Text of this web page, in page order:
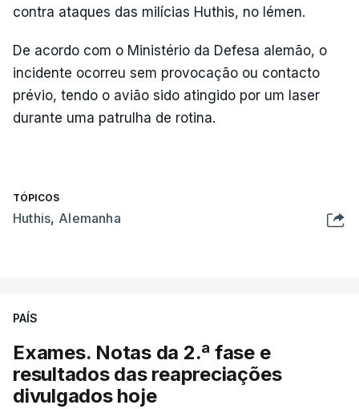
contra ataques das milícias Huthis, no Iémen.
De acordo com o Ministério da Defesa alemão, o
incidente ocorreu sem provocação ou contacto
prévio, tendo o avião sido atingido por um laser
durante uma patrulha de rotina.
TÓPICOS
Huthis, Alemanha
PAÍS
Exames. Notas da 2.ª fase e
resultados das reapreciações
divulgados hoje